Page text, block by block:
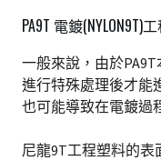
PA9T 電鍍
一般來說，由於
進行特殊處理後才能
也可能導致在電鍍過
尼龍9T工程塑料的表